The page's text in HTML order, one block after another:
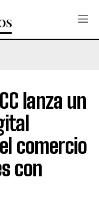
lanza un
comercio
con